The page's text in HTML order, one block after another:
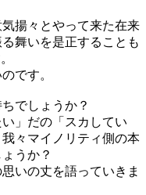
揚々とやって来た在来
舞いを是正することも
です。
でしょうか？
」だの「スカしてい
々マイノリティ側の本
うか？
いの丈を語っていきま